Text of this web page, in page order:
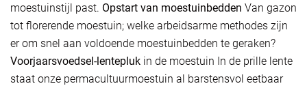
moestuinstijl past. Opstart van moestuinbedden Van gazon
tot florerende moestuin; welke arbeidsarme methodes zijn
er om snel aan voldoende moestuinbedden te geraken?
Voorjaarsvoedsel-lentepluk in de moestuin In de prille lente
staat onze permacultuurmoestuin al barstensvol eetbaar